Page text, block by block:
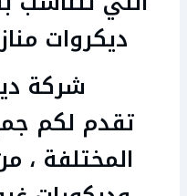
ديكروات
شركة
تقدم لكم
المختلفة ،